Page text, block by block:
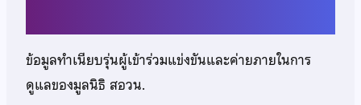
ข้อมูลทำเนียบรุ่นผู้เข้าร่วมแข่งขันและค่ายภายในการ
ดูแลของมูลนิธิ สอวน.